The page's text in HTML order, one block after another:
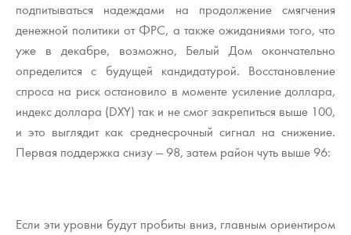
подпитываться надеждами на продолжение смягчения
денежной политики от ФРС, а также ожиданиями того, что
уже в декабре, возможно, Белый Дом окончательно
определится с будущей кандидатурой. Восстановление
спроса на риск остановило в моменте усиление доллара,
индекс доллара (DXY) так и не смог закрепиться выше 100,
и это выглядит как среднесрочный сигнал на снижение.
Первая поддержка снизу — 98, затем район чуть выше 96:
Если эти уровни будут пробиты вниз, главным ориентиром